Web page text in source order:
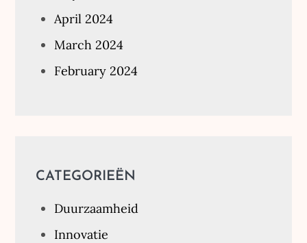
April 2024
March 2024
February 2024
CATEGORIEËN
Duurzaamheid
Innovatie